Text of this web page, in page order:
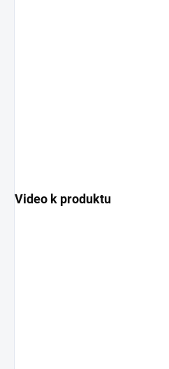
Video k produktu